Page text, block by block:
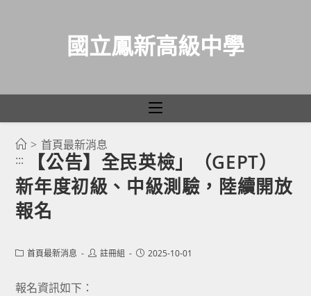
國立鳳新高級中學
> 首頁最新消息
:::
【公告】全民英檢」（GEPT）
新年度初級、中級測驗，陸續開放
報名
Post首頁最新消息
Post註冊組
Post2025-10-01
報名資訊如下：